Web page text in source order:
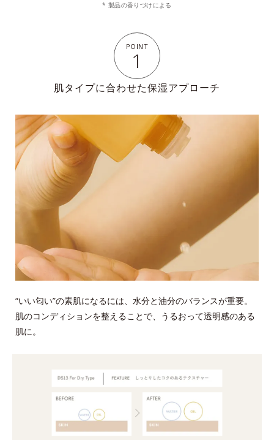
* 製品の香りづけによる
POINT
1
肌タイプに合わせた保湿アプローチ
“いい匂い”の素肌になるには、水分と油分のバランスが重要。
肌のコンディションを整えることで、うるおって透明感のある
肌に。